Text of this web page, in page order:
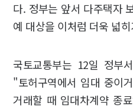
다. 정부는 앞서 다주택자
예 대상을 이처럼 더욱 넓
국토교통부는 12일 정부
"토허구역에서 임대 중이
거래할 때 임대차계약 종